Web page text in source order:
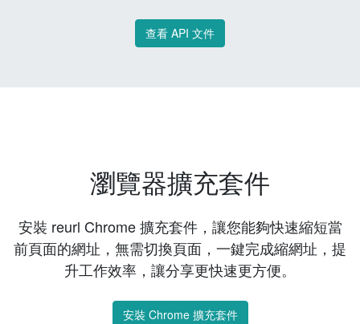
查看 API 文件
瀏覽器擴充套件
安裝 reurl Chrome 擴充套件，讓您能夠快速縮短當
前頁面的網址，無需切換頁面，一鍵完成縮網址，提
升工作效率，讓分享更快速更方便。
安裝 Chrome 擴充套件